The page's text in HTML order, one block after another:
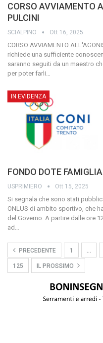
CORSO AVVIAMENTO
PULCINI
SCIALPINO Ott 16, 2025
CORSO AVVIAMENTO
richiede una sufficiente
saranno seguiti da un maestro
per poter farli
IN EVIDENZA
FONDO DOTE
USPRIMIERO Ott 15, 2025
Si segnala che sono stati
ONLUS di ambito sportivo, che
del Governo. A partire dalle ore
ad …
PRECEDENTE 1 …
125 IL PROSSIMO